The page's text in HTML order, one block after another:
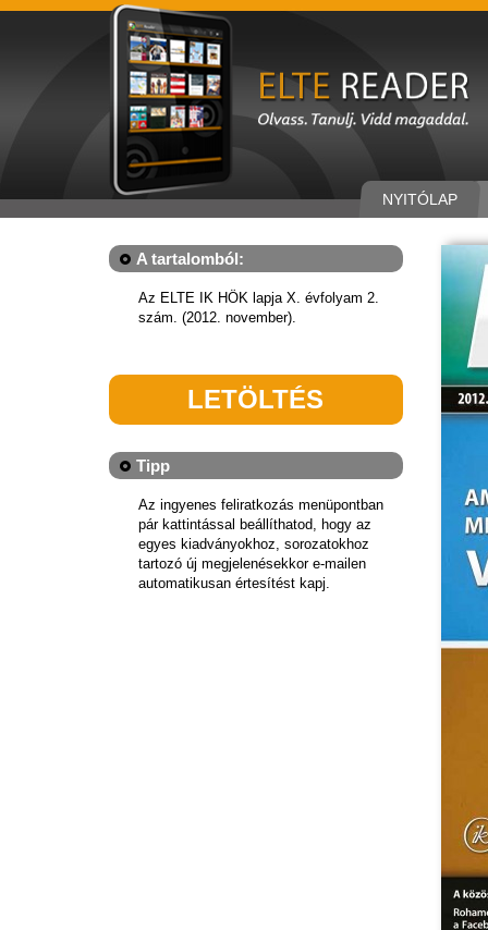
NYITÓLAP
A tartalomból:
Az ELTE IK HÖK lapja X. évfolyam 2.
szám. (2012. november).
LETÖLTÉS
Tipp
Az ingyenes feliratkozás menüpontban
pár kattintással beállíthatod, hogy az
egyes kiadványokhoz, sorozatokhoz
tartozó új megjelenésekkor e-mailen
automatikusan értesítést kapj.